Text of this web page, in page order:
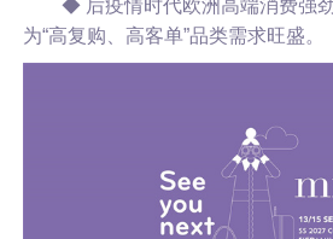
◆ 后疫情时代欧洲高端消费强劲
为“高复购、高客单”品类需求旺盛。